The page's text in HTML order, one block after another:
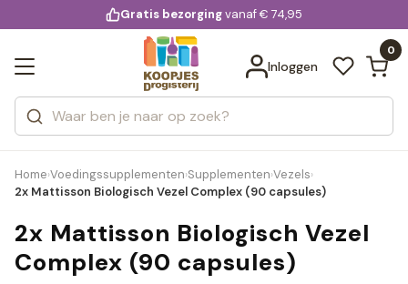
voor 20:00 uur besteld
Gratis bezorgingvanaf € 74,95
Inloggen
0
Zoeken
Categorieën
Merken
Bekijk alle resultaten
Home›Voedingssupplementen›Supplementen›Vezels›
2x Mattisson Biologisch Vezel Complex (90 capsules)
2x Mattisson Biologisch Vezel
Complex (90 capsules)